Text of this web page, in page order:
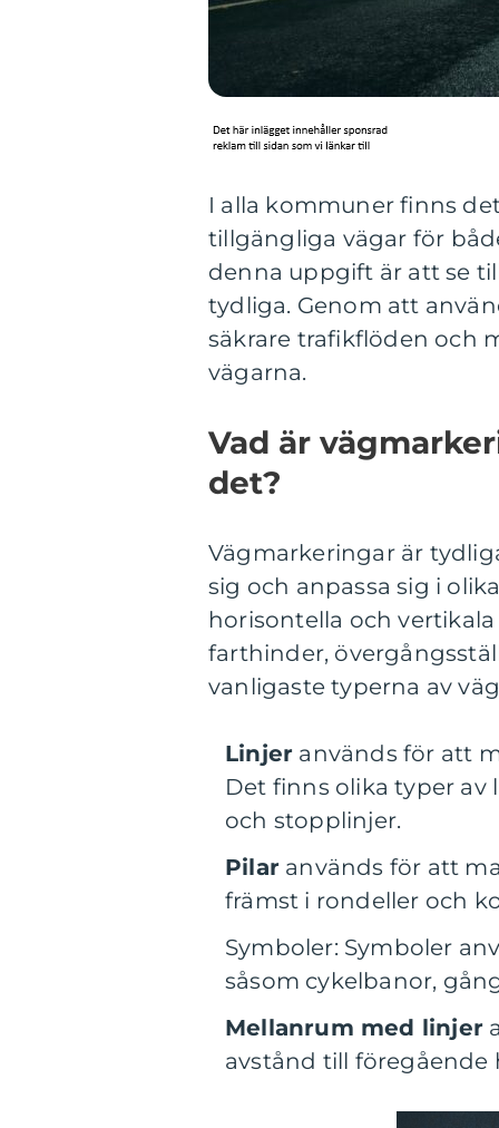
I alla kommuner finns
tillgängliga vägar för
denna uppgift är att se
tydliga. Genom att
säkrare trafikflöden och
vägarna.
Vad är
det?
Vägmarkeringar är
sig och anpassa sig i
horisontella och
farthinder,
vanligaste typerna av
Linjer används för att
Det finns olika typer av
och stopplinjer.
Pilar används för att
främst i rondeller och
Symboler: Symboler
såsom cykelbanor,
Mellanrum med linjer
avstånd till föregående